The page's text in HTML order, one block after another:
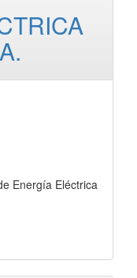
Energía Eléctrica